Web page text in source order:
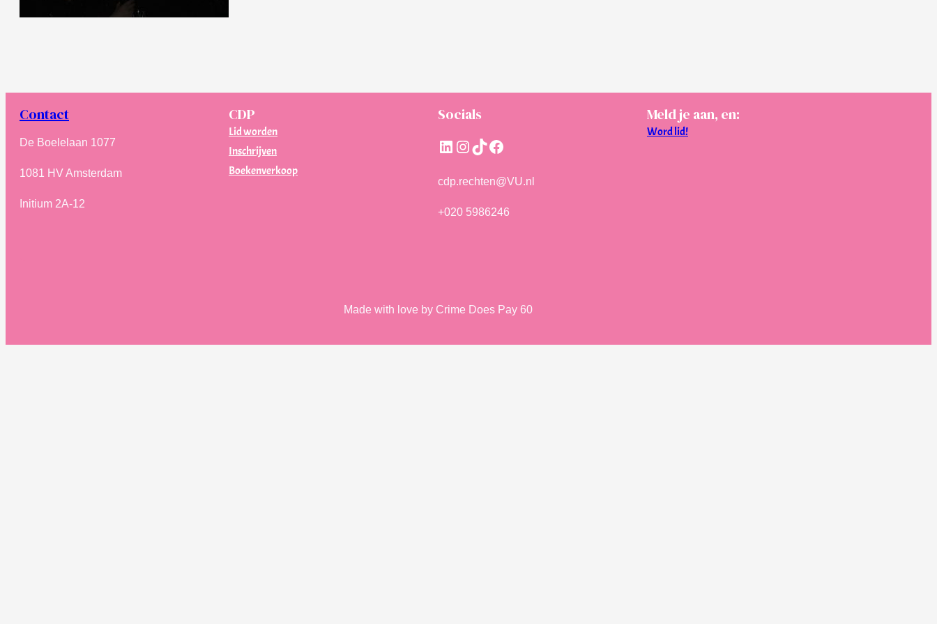
Contact
De Boelelaan 1077
1081 HV Amsterdam
Initium 2A-12
CDP
Lid worden
Inschrijven
Boekenverkoop
Socials
LinkedIn
Instagram
TikTokFacebook
cdp.rechten@VU.nl
+020 5986246
Meld je aan, en:
Word lid!
Made with love by Crime Does Pay 60